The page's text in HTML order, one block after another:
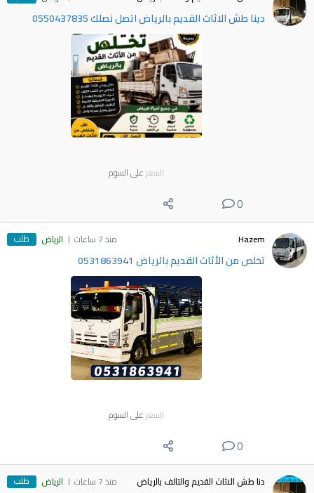
دينا طش الاثاث القديم بالرياض اتصل نصلك 0550437835
السعر على السوم
0
Hazem منذ 7 ساعات الرياض طلب
تخلص من الأثاث القديم بالرياض 0531863941
السعر على السوم
0
دنا طش الاثاث القديم والتالف بالرياض منذ 7 ساعات الرياض طلب